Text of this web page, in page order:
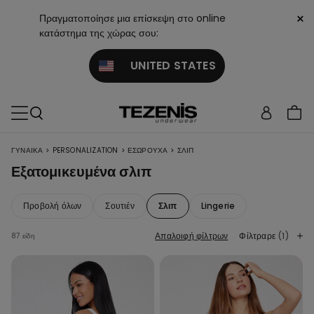
Πραγματοποίησε μια επίσκεψη στο online
κατάστημα της χώρας σου:
UNITED STATES
×
ΓΥΝΑΙΚΑ > PERSONALIZATION > ΕΣΏΡΟΥΧΑ > ΣΛΙΠ
Εξατομικευμένα σλιπ
Προβολή όλων Σουτιέν Σλιπ Lingerie
87 είδη Απαλοιφή φίλτρων Φίλτραρε (1)